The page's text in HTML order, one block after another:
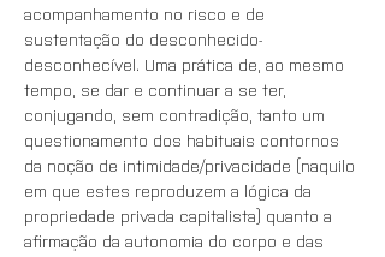
acompanhamento no risco e de
sustentação do desconhecido-
desconhecível. Uma prática de, ao mesmo
tempo, se dar e continuar a se ter,
conjugando, sem contradição, tanto um
questionamento dos habituais contornos
da noção de intimidade/privacidade (naquilo
em que estes reproduzem a lógica da
propriedade privada capitalista) quanto a
afirmação da autonomia do corpo e das